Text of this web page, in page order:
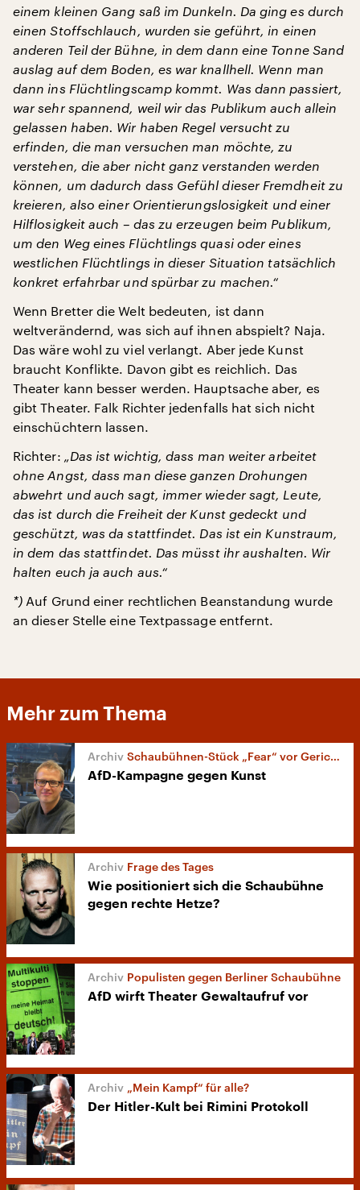
einem kleinen Gang saß im Dunkeln. Da ging es durch
einen Stoffschlauch, wurden sie geführt, in einen
anderen Teil der Bühne, in dem dann eine Tonne Sand
auslag auf dem Boden, es war knallhell. Wenn man
dann ins Flüchtlingscamp kommt. Was dann passiert,
war sehr spannend, weil wir das Publikum auch allein
gelassen haben. Wir haben Regel versucht zu
erfinden, die man versuchen man möchte, zu
verstehen, die aber nicht ganz verstanden werden
können, um dadurch dass Gefühl dieser Fremdheit zu
kreieren, also einer Orientierungslosigkeit und einer
Hilflosigkeit auch – das zu erzeugen beim Publikum,
um den Weg eines Flüchtlings quasi oder eines
westlichen Flüchtlings in dieser Situation tatsächlich
konkret erfahrbar und spürbar zu machen.“
Wenn Bretter die Welt bedeuten, ist dann
weltverändernd, was sich auf ihnen abspielt? Naja.
Das wäre wohl zu viel verlangt. Aber jede Kunst
braucht Konflikte. Davon gibt es reichlich. Das
Theater kann besser werden. Hauptsache aber, es
gibt Theater. Falk Richter jedenfalls hat sich nicht
einschüchtern lassen.
Richter: „Das ist wichtig, dass man weiter arbeitet
ohne Angst, dass man diese ganzen Drohungen
abwehrt und auch sagt, immer wieder sagt, Leute,
das ist durch die Freiheit der Kunst gedeckt und
geschützt, was da stattfindet. Das ist ein Kunstraum,
in dem das stattfindet. Das müsst ihr aushalten. Wir
halten euch ja auch aus.“
*) Auf Grund einer rechtlichen Beanstandung wurde
an dieser Stelle eine Textpassage entfernt.
Mehr zum Thema
Schaubühnen-Stück „Fear“ vor Gericht
AfD-Kampagne gegen Kunst
Frage des Tages
Wie positioniert sich die Schaubühne
gegen rechte Hetze?
Populisten gegen Berliner Schaubühne
AfD wirft Theater Gewaltaufruf vor
„Mein Kampf“ für alle?
Der Hitler-Kult bei Rimini Protokoll